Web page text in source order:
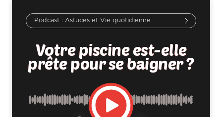
Astuces et Vie quotidienne
Votre piscine est-elle
prête pour se baigner ?